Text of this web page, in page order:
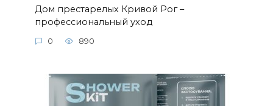
Дом престарелых Кривой Рог –
профессиональный уход
0 890